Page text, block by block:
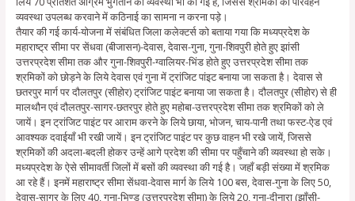
व्यवस्था उपलब्ध करवाने में कठिनाई का सामना न करना पड़े।
तैयार की गई कार्य-योजना में संबंधित जिला कलेक्टर्स को बताया गया कि मध्यप्रदेश के
महाराष्ट्र सीमा पर सेंधवा (बीजासन)-देवास, देवास-गुना, गुना-शिवपुरी होते हुए झांसी
उत्तरप्रदेश सीमा तक और गुना-शिवपुरी-ग्वालियर-भिंड होते हुए उत्तरप्रदेश सीमा तक
श्रमिकों को छोड़ने के लिये देवास एवं गुना में ट्रांजिट पांइट बनाया जा सकता है। देवास से
छतरपुर मार्ग पर दौलतपुर (सीहोर) ट्रांजिट पाइंट बनाया जा सकता है। दौलतपुर (सीहोर) से ही
मालथौन एवं दौलतपुर-सागर-छतरपुर होते हुए महोबा-उत्तरप्रदेश सीमा तक श्रमिकों को ले
जायें। इन ट्रांजिट पाइंट पर आराम करने के लिये छाया, भोजन, चाय-पानी तथा फस्ट-ऐड एवं
आवश्यक दवाईयाँ भी रखी जायें। इन ट्रांजिट पाइंट पर कुछ वाहन भी रखे जायें, जिससे
श्रमिकों की अदला-बदली होकर उन्हें आगे प्रदेश की सीमा पर पहुँचाने की व्यवस्था हो सके।
मध्यप्रदेश के ऐसे सीमावर्ती जिलों में बसों की व्यवस्था की गई है। जहाँ बड़ी संख्या में श्रमिक
आ रहे हैं। इनमें महाराष्ट्र सीमा सेंधवा-देवास मार्ग के लिये 100 बस, देवास-गुना के लिए 50,
देवास-सागर के लिए 40, गुना-भिण्ड (उत्तरप्रदेश सीमा) के लिये 20, गुना-दीनारा (झॉंसी-